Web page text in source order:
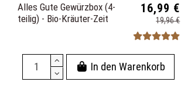
Alles Gute Gewürzbox (4-
teilig) - Bio-Kräuter-Zeit
16,99 €
19,96 €
In den Warenkorb